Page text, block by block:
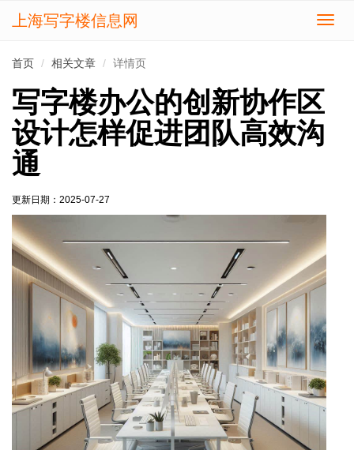
切
上海写字楼信息网
首页 相关文章 详情页
写字楼办公的创新协作区
设计怎样促进团队高效沟
通
更新日期： 2025-07-27